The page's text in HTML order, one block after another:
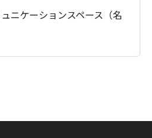
ニケーションスペース（名